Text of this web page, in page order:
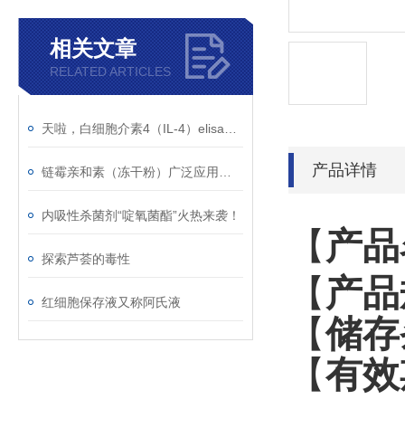
相关文章
RELATED ARTICLES
内吸性杀菌剂“啶氧菌酯”火热来袭！
探索芦荟的毒性
红细胞保存液又称阿氏液
产品详情
【 产
【 产
【储
【有